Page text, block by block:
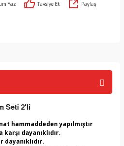
Yaz Tavsiye Et Paylaş
Seti 2'li
hammaddeden yapılmıştır
dayanıklıdır.
dayanıklıdır.